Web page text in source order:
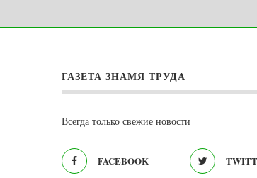
ГАЗЕТА ЗНАМЯ ТРУДА
Всегда только свежие новости
FACEBOOK